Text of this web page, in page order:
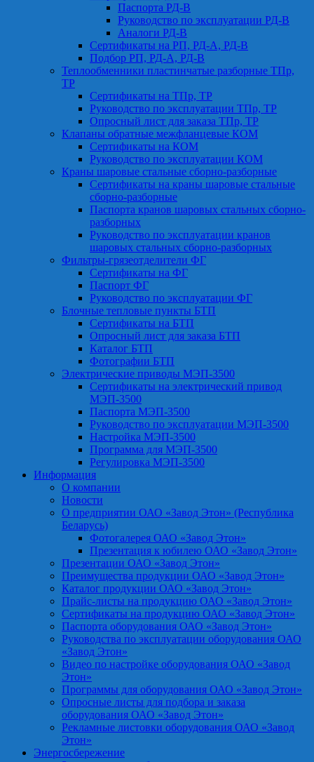
Паспорта РД-В
Руководство по эксплуатации РД-В
Аналоги РД-В
Сертификаты на РП, РД-А, РД-В
Подбор РП, РД-А, РД-В
Теплообменники пластинчатые разборные ТПр,
ТР
Сертификаты на ТПр, ТР
Руководство по эксплуатации ТПр, ТР
Опросный лист для заказа ТПр, ТР
Клапаны обратные межфланцевые КОМ
Сертификаты на КОМ
Руководство по эксплуатации КОМ
Краны шаровые стальные сборно-разборные
Сертификаты на краны шаровые стальные
сборно-разборные
Паспорта кранов шаровых стальных сборно-
разборных
Руководство по эксплуатации кранов
шаровых стальных сборно-разборных
Фильтры-грязеотделители ФГ
Сертификаты на ФГ
Паспорт ФГ
Руководство по эксплуатации ФГ
Блочные тепловые пункты БТП
Сертификаты на БТП
Опросный лист для заказа БТП
Каталог БТП
Фотографии БТП
Электрические приводы МЭП-3500
Сертификаты на электрический привод
МЭП-3500
Паспорта МЭП-3500
Руководство по эксплуатации МЭП-3500
Настройка МЭП-3500
Программа для МЭП-3500
Регулировка МЭП-3500
Информация
О компании
Новости
О предприятии ОАО «Завод Этон» (Республика
Беларусь)
Фотогалерея ОАО «Завод Этон»
Презентация к юбилею ОАО «Завод Этон»
Презентации ОАО «Завод Этон»
Преимущества продукции ОАО «Завод Этон»
Каталог продукции ОАО «Завод Этон»
Прайс-листы на продукцию ОАО «Завод Этон»
Сертификаты на продукцию ОАО «Завод Этон»
Паспорта оборудования ОАО «Завод Этон»
Руководства по эксплуатации оборудования ОАО
«Завод Этон»
Видео по настройке оборудования ОАО «Завод
Этон»
Программы для оборудования ОАО «Завод Этон»
Опросные листы для подбора и заказа
оборудования ОАО «Завод Этон»
Рекламные листовки оборудования ОАО «Завод
Этон»
Энергосбережение